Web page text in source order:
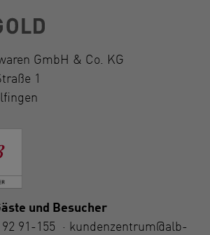
GmbH & Co. KG
1
und Besucher
92 91-155 · kundenzentrum@alb-